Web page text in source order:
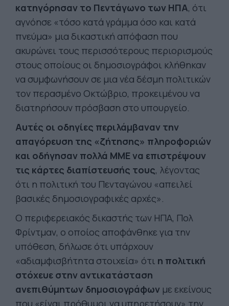
κατηγόρησαν το Πεντάγωνο των ΗΠΑ, ότι
αγνόησε «τόσο κατά γράμμα όσο και κατά
πνεύμα» μια δικαστική απόφαση που
ακυρώνει τους περισσότερους περιορισμούς
στους οποίους οι δημοσιογράφοι κλήθηκαν
να συμφωνήσουν σε μια νέα δέσμη πολιτικών
τον περασμένο Οκτώβριο, προκειμένου να
διατηρήσουν πρόσβαση στο υπουργείο.
Αυτές οι οδηγίες περιλάμβαναν την
απαγόρευση της «ζήτησης» πληροφοριών
και οδήγησαν πολλά ΜΜΕ να επιστρέψουν
τις κάρτες διαπίστευσής τους, λέγοντας
ότι η πολιτική του Πενταγώνου «απειλεί
βασικές δημοσιογραφικές αρχές».
Ο περιφερειακός δικαστής των ΗΠΑ, Πολ
Φρίντμαν, ο οποίος αποφάνθηκε για την
υπόθεση, δήλωσε ότι υπάρχουν
«αδιαμφισβήτητα στοιχεία» ότι η πολιτική
στόχευε στην αντικατάσταση
ανεπιθύμητων δημοσιογράφων με εκείνους
που «είναι πρόθυμοι να υπηρετήσουν» την